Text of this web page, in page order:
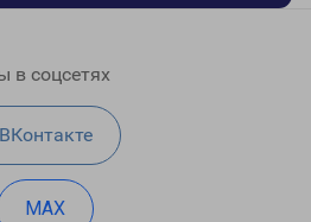
в соцсетях
ВКонтакте
MAX